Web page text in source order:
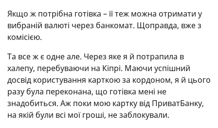
Якщо ж потрібна готівка – її теж можна отримати у
вибраній валюті через банкомат. Щоправда, вже з
комісією.
Та все ж є одне але. Через яке я й потрапила в
халепу, перебуваючи на Кіпрі. Маючи успішний
досвід користування карткою за кордоном, я й цього
разу була переконана, що готівка мені не
знадобиться. Аж поки мою картку від ПриватБанку,
на якій були всі мої гроші, не заблокували.